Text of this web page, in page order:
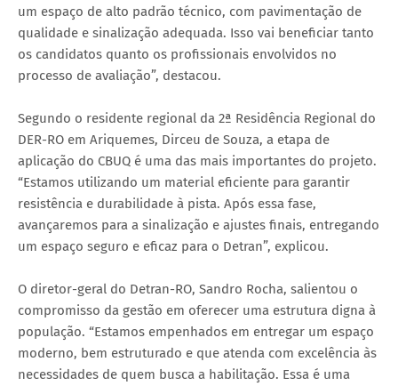
um espaço de alto padrão técnico, com pavimentação de
qualidade e sinalização adequada. Isso vai beneficiar tanto
os candidatos quanto os profissionais envolvidos no
processo de avaliação”, destacou.
Segundo o residente regional da 2ª Residência Regional do
DER-RO em Ariquemes, Dirceu de Souza, a etapa de
aplicação do CBUQ é uma das mais importantes do projeto.
“Estamos utilizando um material eficiente para garantir
resistência e durabilidade à pista. Após essa fase,
avançaremos para a sinalização e ajustes finais, entregando
um espaço seguro e eficaz para o Detran”, explicou.
O diretor-geral do Detran-RO, Sandro Rocha, salientou o
compromisso da gestão em oferecer uma estrutura digna à
população. “Estamos empenhados em entregar um espaço
moderno, bem estruturado e que atenda com excelência às
necessidades de quem busca a habilitação. Essa é uma